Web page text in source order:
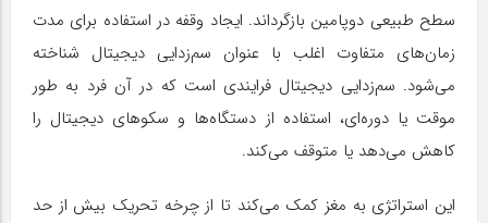
سطح طبیعی دوپامین بازگرداند. ایجاد وقفه در استفاده برای مدت
زمان‌های متفاوت اغلب با عنوان سم‌زدایی دیجیتال شناخته
می‌شود. سم‌زدایی دیجیتال فرایندی است که در آن فرد به طور
موقت یا دوره‌ای، استفاده از دستگاه‌ها و سکوهای دیجیتال را
کاهش می‌دهد یا متوقف می‌کند.
این استراتژی به مغز کمک می‌کند تا از چرخه تحریک بیش از حد